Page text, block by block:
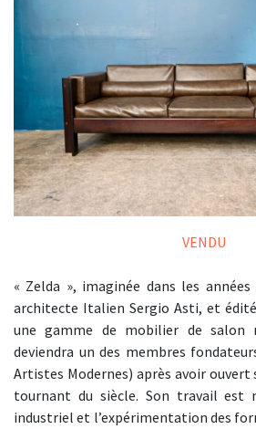
VENDU
« Zelda », imaginée dans les
architecte Italien Sergio Asti, et
une gamme de mobilier de salon
deviendra un des membres
Artistes Modernes) après avoir ouvert
tournant du siècle. Son travail est
industriel et l’expérimentation des